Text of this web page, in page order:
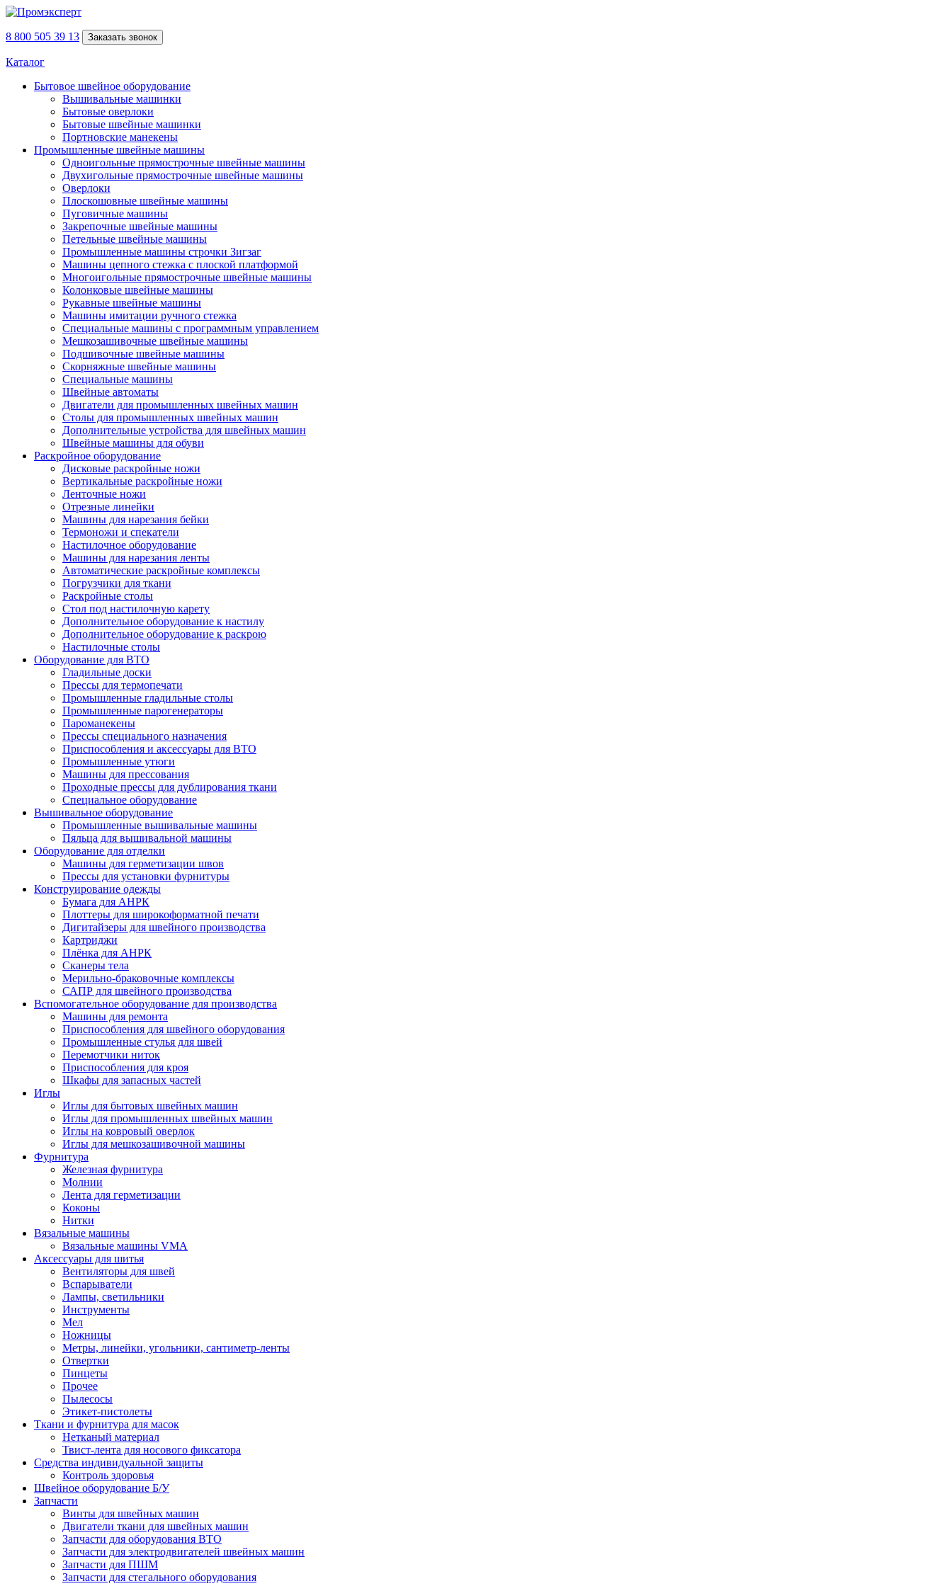
8 800 505 39 13 Заказать звонок
Каталог
Бытовое швейное оборудование
Вышивальные машинки
Бытовые оверлоки
Бытовые швейные машинки
Портновские манекены
Промышленные швейные машины
Одноигольные прямострочные швейные машины
Двухигольные прямострочные швейные машины
Оверлоки
Плоскошовные швейные машины
Пуговичные машины
Закрепочные швейные машины
Петельные швейные машины
Промышленные машины строчки Зигзаг
Машины цепного стежка с плоской платформой
Многоигольные прямострочные швейные машины
Колонковые швейные машины
Рукавные швейные машины
Машины имитации ручного стежка
Специальные машины с программным управлением
Мешкозашивочные швейные машины
Подшивочные швейные машины
Скорняжные швейные машины
Специальные машины
Швейные автоматы
Двигатели для промышленных швейных машин
Столы для промышленных швейных машин
Дополнительные устройства для швейных машин
Швейные машины для обуви
Раскройное оборудование
Дисковые раскройные ножи
Вертикальные раскройные ножи
Ленточные ножи
Отрезные линейки
Машины для нарезания бейки
Термоножи и спекатели
Настилочное оборудование
Машины для нарезания ленты
Автоматические раскройные комплексы
Погрузчики для ткани
Раскройные столы
Стол под настилочную карету
Дополнительное оборудование к настилу
Дополнительное оборудование к раскрою
Настилочные столы
Оборудование для ВТО
Гладильные доски
Прессы для термопечати
Промышленные гладильные столы
Промышленные парогенераторы
Пароманекены
Прессы специального назначения
Приспособления и аксессуары для ВТО
Промышленные утюги
Машины для прессования
Проходные прессы для дублирования ткани
Специальное оборудование
Вышивальное оборудование
Промышленные вышивальные машины
Пяльца для вышивальной машины
Оборудование для отделки
Машины для герметизации швов
Прессы для установки фурнитуры
Конструирование одежды
Бумага для АНРК
Плоттеры для широкоформатной печати
Дигитайзеры для швейного производства
Картриджи
Плёнка для АНРК
Сканеры тела
Мерильно-браковочные комплексы
САПР для швейного производства
Вспомогательное оборудование для производства
Машины для ремонта
Приспособления для швейного оборудования
Промышленные стулья для швей
Перемотчики ниток
Приспособления для кроя
Шкафы для запасных частей
Иглы
Иглы для бытовых швейных машин
Иглы для промышленных швейных машин
Иглы на ковровый оверлок
Иглы для мешкозашивочной машины
Фурнитура
Железная фурнитура
Молнии
Лента для герметизации
Коконы
Нитки
Вязальные машины
Вязальные машины VMA
Аксессуары для шитья
Вентиляторы для швей
Вспарыватели
Лампы, светильники
Инструменты
Мел
Ножницы
Метры, линейки, угольники, сантиметр-ленты
Отвертки
Пинцеты
Прочее
Пылесосы
Этикет-пистолеты
Ткани и фурнитура для масок
Нетканый материал
Твист-лента для носового фиксатора
Средства индивидуальной защиты
Контроль здоровья
Швейное оборудование Б/У
Запчасти
Винты для швейных машин
Двигатели ткани для швейных машин
Запчасти для оборудования ВТО
Запчасти для электродвигателей швейных машин
Запчасти для ПШМ
Запчасти для стегального оборудования